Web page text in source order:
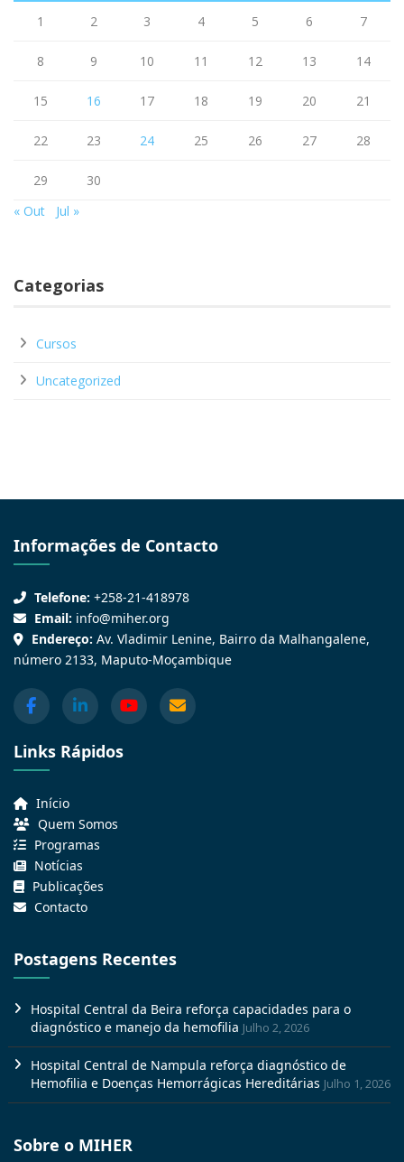
1 2 3 4 5 6 7
8 9 10 11 12 13 14
15 16 17 18 19 20 21
22 23 24 25 26 27 28
29
30
« Out
Jul »
Categorias
Cursos
Uncategorized
Informações de Contacto
Telefone: +258-21-418978
Email: info@miher.org
Endereço: Av. Vladimir Lenine, Bairro da Malhangalene,
número 2133, Maputo-Moçambique
Links Rápidos
Início
Quem Somos
Programas
Notícias
Publicações
Contacto
Postagens Recentes
Hospital Central da Beira reforça capacidades para o
diagnóstico e manejo da hemofilia Julho 2, 2026
Hospital Central de Nampula reforça diagnóstico de
Hemofilia e Doenças Hemorrágicas Hereditárias Julho 1, 2026
Sobre o MIHER